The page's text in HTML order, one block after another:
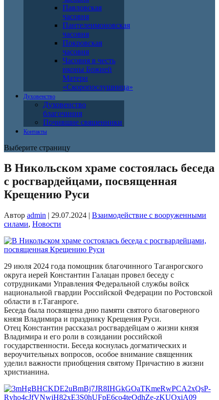
Павловская
часовня
Пантелеимоновская
часовня
Покровская
часовня
Часовня в честь
иконы Божией
Матери
«Скоропослушница»
Духовенство
Духовенство
благочиния
Почившие священники
Контакты
Выберите страницу
В Никольском храме состоялась беседа
с росгвардейцами, посвященная
Крещению Руси
Автор admin | 29.07.2024 | Взаимодействие с вооруженными
силами, Новости
29 июля 2024 года помощник благочинного Таганрогского
округа иерей Константин Галацан провел беседу с
сотрудниками Управления Федеральной службы войск
национальной гвардии Российской Федерации по Ростовской
области в г.Таганроге.
Беседа была посвящена дню памяти святого благоверного
князя Владимира и празднику Крещения Руси.
Отец Константин рассказал росгвардейцам о жизни князя
Владимира и его роли в созидании российской
государственности. Беседа коснулась догматических и
вероучительных вопросов, особое внимание священник
уделил важности приобщения святому Причастию в жизни
христианина.